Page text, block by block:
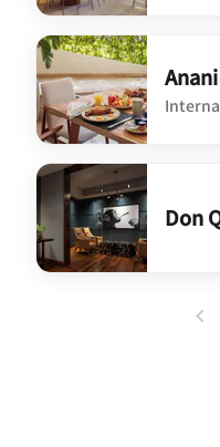
undefined Arena
undefined Anani
Don
undefined Don